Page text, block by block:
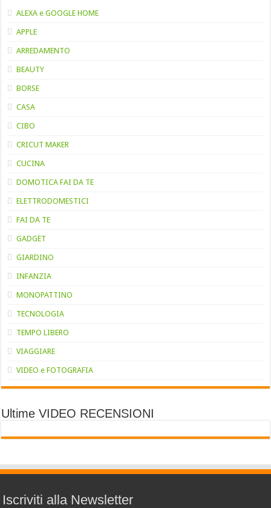
ALEXA e GOOGLE HOME
APPLE
ARREDAMENTO
BEAUTY
BORSE
CASA
CIBO
CRICUT MAKER
CUCINA
DOMOTICA FAI DA TE
ELETTRODOMESTICI
FAI DA TE
GADGET
GIARDINO
INFANZIA
MONOPATTINO
TECNOLOGIA
TEMPO LIBERO
VIAGGIARE
VIDEO e FOTOGRAFIA
Ultime VIDEO RECENSIONI
Iscriviti alla Newsletter